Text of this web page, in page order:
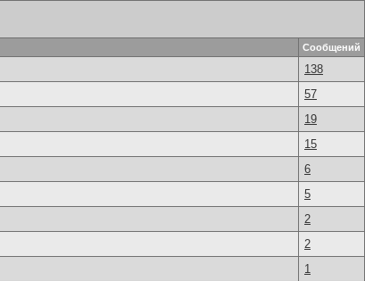
Сообщений
138
57
19
15
6
5
2
2
1